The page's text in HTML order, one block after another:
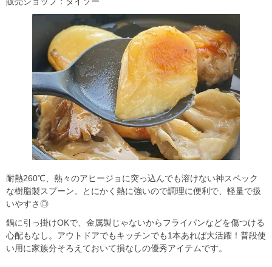
耐熱260℃、熱々のアヒージョに突っ込んでも溶けない神スペック
な樹脂製スプーン。とにかく熱に強いので調理に便利で、軽量で扱
いやすさ◎
鍋に引っ掛けOKで、金属製じゃないからフライパンなどを傷つける
心配もなし。アウトドアでもキッチンでも1本あれば大活躍！普段使
い用に家族分そろえておいて損なしの優秀アイテムです。